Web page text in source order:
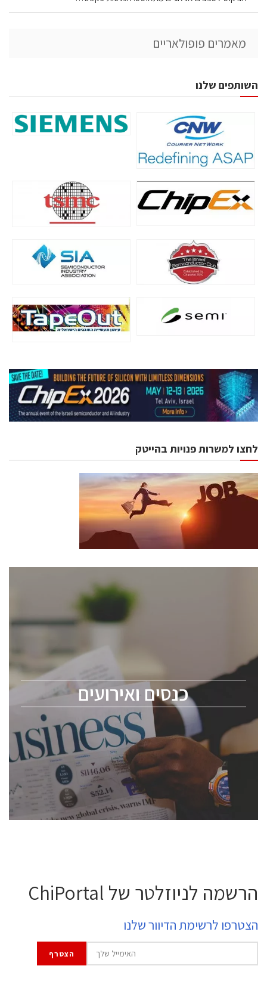
מאמרים פופולאריים
השותפים שלנו
לחצו למשרות פנויות בהייטק
כנסים ואירועים
כנסים ואירועים
לכל העוסקים בתעשיית הסמיקונדקטור כולל מהנדסים,
ChipEx2026 will be held on May 12-13, 2026. The
conference is intended for everyone involved in the
semiconductor industry, including engineers,
professional experts, and senior executives.
לחץ לפרטים
הרשמה לניוזלטר של ChiPortal
הצטרפו לרשימת הדיוור שלנו